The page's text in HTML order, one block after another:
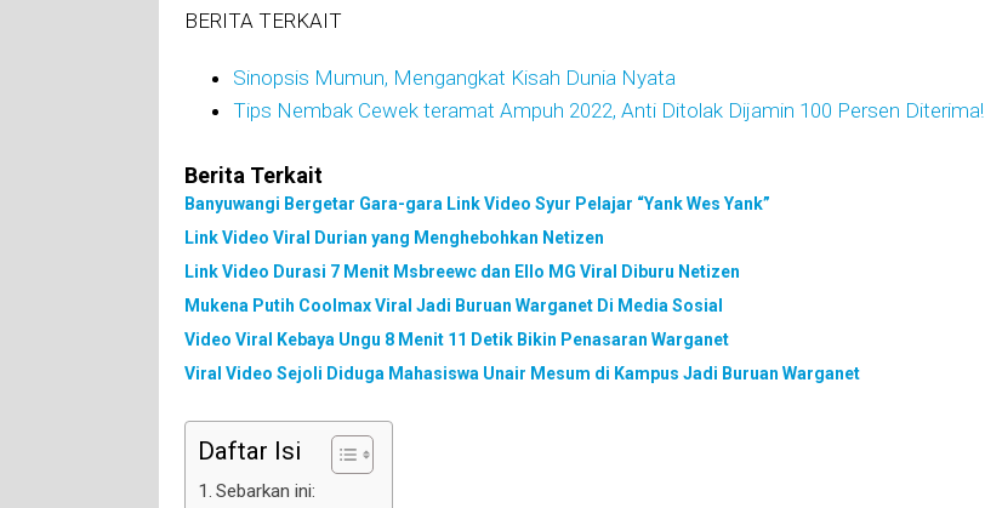
BERITA TERKAIT
Sinopsis Mumun, Mengangkat Kisah Dunia Nyata
Tips Nembak Cewek teramat Ampuh 2022, Anti Ditolak Dijamin 100 Persen Diterima!
Berita Terkait
Banyuwangi Bergetar Gara-gara Link Video Syur Pelajar “Yank Wes Yank”
Link Video Viral Durian yang Menghebohkan Netizen
Link Video Durasi 7 Menit Msbreewc dan Ello MG Viral Diburu Netizen
Mukena Putih Coolmax Viral Jadi Buruan Warganet Di Media Sosial
Video Viral Kebaya Ungu 8 Menit 11 Detik Bikin Penasaran Warganet
Viral Video Sejoli Diduga Mahasiswa Unair Mesum di Kampus Jadi Buruan Warganet
Daftar Isi
Sebarkan ini: